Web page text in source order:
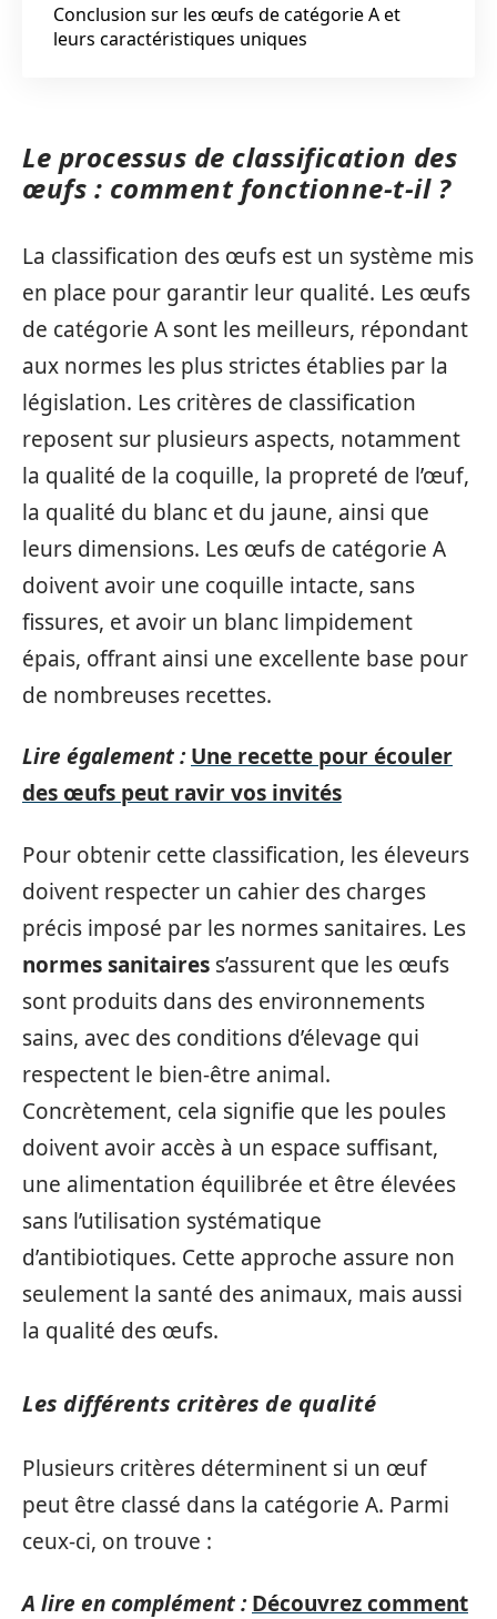
Conclusion sur les œufs de catégorie A et
leurs caractéristiques uniques
Le processus de classification des
œufs : comment fonctionne-t-il ?
La classification des œufs est un système mis
en place pour garantir leur qualité. Les œufs
de catégorie A sont les meilleurs, répondant
aux normes les plus strictes établies par la
législation. Les critères de classification
reposent sur plusieurs aspects, notamment
la qualité de la coquille, la propreté de l’œuf,
la qualité du blanc et du jaune, ainsi que
leurs dimensions. Les œufs de catégorie A
doivent avoir une coquille intacte, sans
fissures, et avoir un blanc limpidement
épais, offrant ainsi une excellente base pour
de nombreuses recettes.
Lire également : Une recette pour écouler
des œufs peut ravir vos invités
Pour obtenir cette classification, les éleveurs
doivent respecter un cahier des charges
précis imposé par les normes sanitaires. Les
normes sanitaires s’assurent que les œufs
sont produits dans des environnements
sains, avec des conditions d’élevage qui
respectent le bien-être animal.
Concrètement, cela signifie que les poules
doivent avoir accès à un espace suffisant,
une alimentation équilibrée et être élevées
sans l’utilisation systématique
d’antibiotiques. Cette approche assure non
seulement la santé des animaux, mais aussi
la qualité des œufs.
Les différents critères de qualité
Plusieurs critères déterminent si un œuf
peut être classé dans la catégorie A. Parmi
ceux-ci, on trouve :
A lire en complément : Découvrez comment